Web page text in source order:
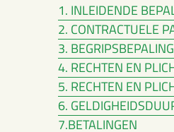
1. INLEIDENDE
2. CONTRACTUELE
3.
4. RECHTEN EN
5. RECHTEN EN
6.
7.BETALINGEN